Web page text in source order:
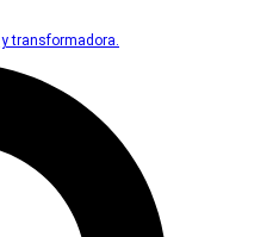
transformadora.